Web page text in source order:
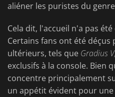
aliéner les puristes du
Cela dit, l'accueil n'a pas
Certains fans ont été déçus
ultérieurs, tels que Gradius
exclusifs à la console. Bien
concentre principalement
un appétit évident pour